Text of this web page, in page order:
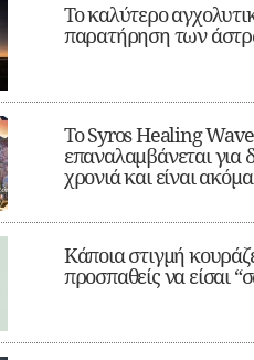
Το καλύτερο
παρατήρηση των
Το Syros Healing
επαναλαμβάνεται για
χρονιά και είναι
Κάποια στιγμή
προσπαθείς να είσαι